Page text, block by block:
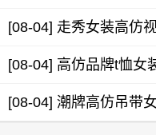
[08-04] 走秀女装高仿
[08-04] 高仿品牌t恤女
[08-04] 潮牌高仿吊带